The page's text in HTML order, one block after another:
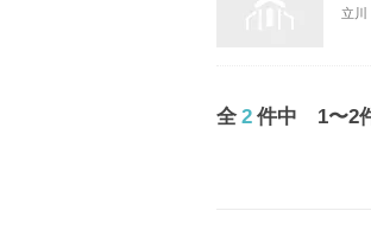
立川
全 2 件中 1〜2